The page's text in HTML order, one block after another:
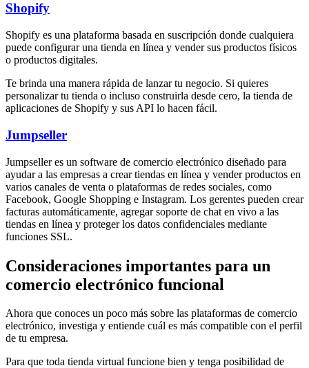
Shopify
Shopify es una plataforma basada en suscripción donde cualquiera
puede configurar una tienda en línea y vender sus productos físicos
o productos digitales.
Te brinda una manera rápida de lanzar tu negocio. Si quieres
personalizar tu tienda o incluso construirla desde cero, la tienda de
aplicaciones de Shopify y sus API lo hacen fácil.
Jumpseller
Jumpseller es un software de comercio electrónico diseñado para
ayudar a las empresas a crear tiendas en línea y vender productos en
varios canales de venta o plataformas de redes sociales, como
Facebook, Google Shopping e Instagram. Los gerentes pueden crear
facturas automáticamente, agregar soporte de chat en vivo a las
tiendas en línea y proteger los datos confidenciales mediante
funciones SSL.
Consideraciones importantes para un
comercio electrónico funcional
Ahora que conoces un poco más sobre las plataformas de comercio
electrónico, investiga y entiende cuál es más compatible con el perfil
de tu empresa.
Para que toda tienda virtual funcione bien y tenga posibilidad de